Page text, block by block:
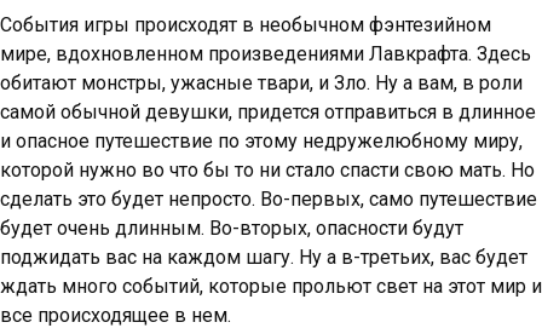
События игры происходят в необычном фэнтезийном
мире, вдохновленном произведениями Лавкрафта. Здесь
обитают монстры, ужасные твари, и Зло. Ну а вам, в роли
самой обычной девушки, придется отправиться в длинное
и опасное путешествие по этому недружелюбному миру,
которой нужно во что бы то ни стало спасти свою мать. Но
сделать это будет непросто. Во-первых, само путешествие
будет очень длинным. Во-вторых, опасности будут
поджидать вас на каждом шагу. Ну а в-третьих, вас будет
ждать много событий, которые прольют свет на этот мир и
все происходящее в нем.